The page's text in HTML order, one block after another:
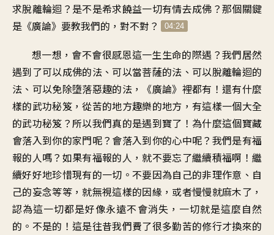
求脫離輪迴？是不是希求饒益一切有情去成佛？那個關鍵
是《廣論》要教我們的，對不對？
04:24
想一想，會不會很感恩這一生生命的際遇？我們居然
遇到了可以成佛的法、可以當菩薩的法、可以脫離輪迴的
法、可以免除墮落惡趣的法，《廣論》裡都有！還有什麼
樣的武功秘笈，從苦的地方趣樂的地方，有這樣一個大全
的武功秘笈？所以我們真的是遇到寶了！為什麼這個寶藏
會落入到你的家門呢？會落入到你的心中呢？我們是有福
報的人嗎？如果有福報的人，就不要忘了繼續積福啊！繼
續好好地珍惜現有的一切。不要因為自己的非理作意、自
己的妄念等等，就無視這樣的因緣，或者慢慢就麻木了，
認為這一切都是好像永遠不會消失，一切就是這麼自然
的。不是的！這是往昔我們費了很多勤苦的修行才換來的